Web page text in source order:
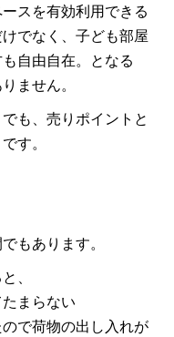
スを有効利用できる
でなく、子ども部屋
自由自在。となる
ません。
も、売りポイントと
す。
もあります。
、
まらない
で荷物の出し入れが